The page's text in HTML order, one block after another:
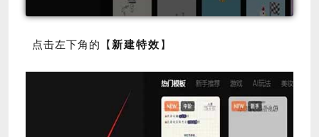
点击左下角的【 新建特效 】